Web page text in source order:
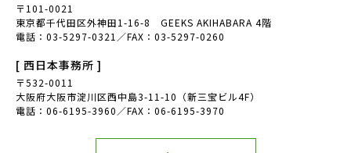
〒101-0021
東京都千代田区外神田1-16-8 GEEKS AKIHABARA 4階
電話：03-5297-0321／FAX：03-5297-0260
[ 西日本事務所 ]
〒532-0011
大阪府大阪市淀川区西中島3-11-10（新三宝ビル4F）
電話：06-6195-3960／FAX：06-6195-3970